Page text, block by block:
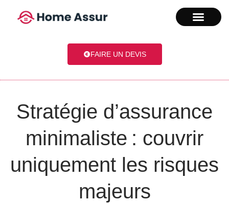
FAIRE UN DEVIS
Stratégie d’assurance
minimaliste : couvrir
uniquement les risques
majeurs